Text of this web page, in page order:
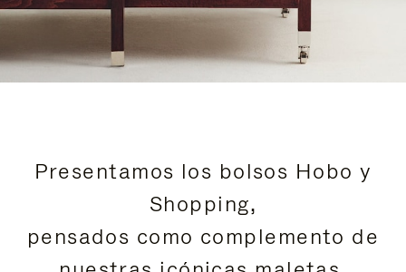
Presentamos los bolsos Hobo y
Shopping,
pensados como complemento de